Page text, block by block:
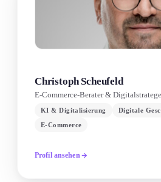
Christoph Scheufeld
E-Commerce-Berater & Digitalstratege
KI & Digitalisierung
Digitale
E-Commerce
Profil ansehen